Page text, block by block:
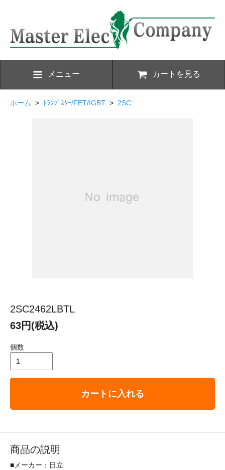
メニュー カートを見る
ホーム > ﾄﾗﾝｼﾞｽﾀｰ/FET/IGBT > 2SC
2SC2462LBTL
63円(税込)
個数
カートに入れる
商品の説明
■メーカー：日立